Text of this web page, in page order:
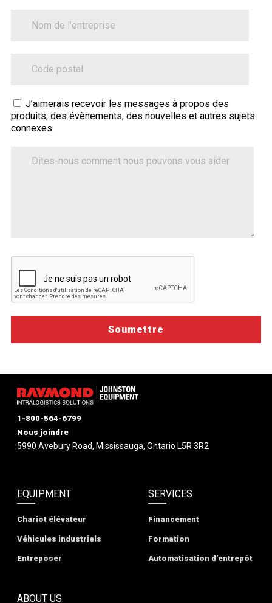
Sitecore.Globalization.Translate.Text("contact-
tell-
us-
J’aimerais recevoir les messages à propos des
produits, des évènements, des nouvelles et autres sujets
connexes.
EQUIPMENT
Chariot élévateur
Véhicules industriels
Entreposer
SERVICES
Financement
Formation
Automatisation d’entrepôt
ABOUT US
1-800-564-6799
Nous joindre
5990 Avebury Road, Mississauga, Ontario L5R 3R2